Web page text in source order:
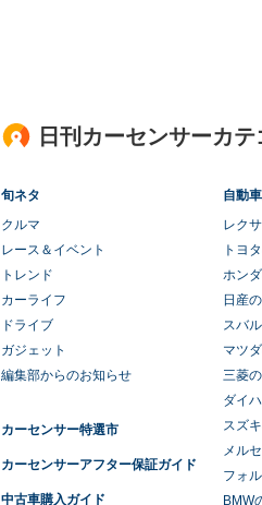
日刊カーセンサーカ
旬ネタ
クルマ
レース＆イベント
トレンド
カーライフ
ドライブ
ガジェット
編集部からのお知らせ
カーセンサー特選市
カーセンサーアフター保証ガイド
中古車購入ガイド
自動
レク
トヨ
ホン
日産
スバ
マツ
三菱
ダイ
スズ
メル
フォ
BMW